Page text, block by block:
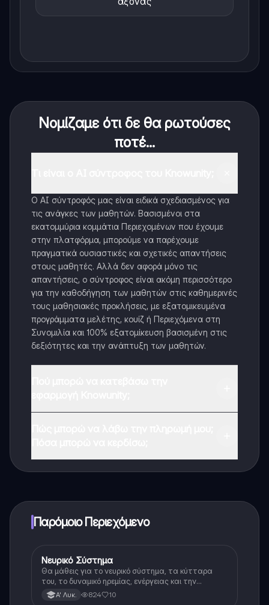
Νομίζαμε ότι δε θα ρωτούσες
ποτέ...
Ο AI σύντροφός μας είναι ειδικά σχεδιασμένος για
τις ανάγκες των μαθητών. Βασισμένοι στα
εκατομμύρια κομμάτια Περιεχομένων που έχουμε
στην πλατφόρμα, μπορούμε να παρέχουμε
πραγματικά ουσιαστικές και σχετικές απαντήσεις
στους μαθητές. Αλλά δεν αφορά μόνο τις
απαντήσεις, ο σύντροφος είναι ακόμη περισσότερο
για την καθοδήγηση των μαθητών στις καθημερινές
τους μαθησιακές προκλήσεις, με εξατομικευμένα
προγράμματα μελέτης, κουίζ ή Περιεχόμενα στη
Συνομιλία και 100% εξατομίκευση βασισμένη στις
δεξιότητες και την ανάπτυξη των μαθητών.
Παρόμοιο Περιεχόμενο
Βιολογία
Νευρικό Σύστημα
Θα μάθεις για το νευρικό σύστημα, τα κύτταρα
του, το δυναμικό ηρεμίας, ενέργειας και την
ανερεθιστη περίοδο
Α' Λυκ. 824 10